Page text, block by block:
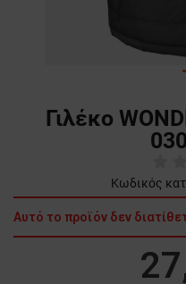
Γιλέκο
Κωδικός
Αυτό το προϊόν δεν